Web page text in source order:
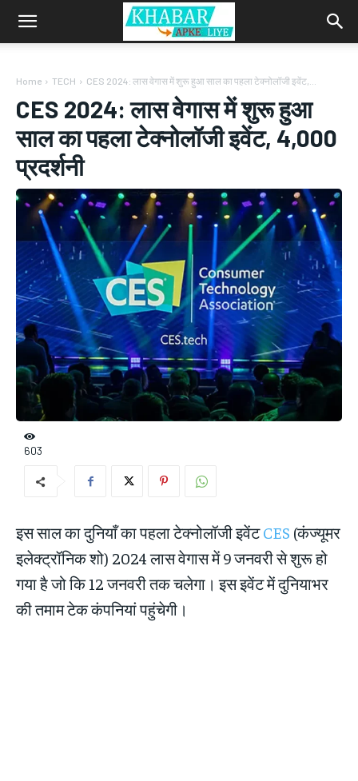
Home TECH CES 2024: लास वेगास में शुरू हुआ साल का पहला टेक्नोलॉजी इवेंट,...
CES 2024: लास वेगास में शुरू हुआ
साल का पहला टेक्नोलॉजी इवेंट, 4,000
प्रदर्शनी
603
इस साल का दुनियाँ का पहला टेक्नोलॉजी इवेंटCES (कंज्यूमर
इलेक्ट्रॉनिक शो) 2024 लास वेगास में 9 जनवरी से शुरू हो
गया है जो कि 12 जनवरी तक चलेगा। इस इवेंट में दुनियाभर
की तमाम टेक कंपनियां पहुंचेगी।